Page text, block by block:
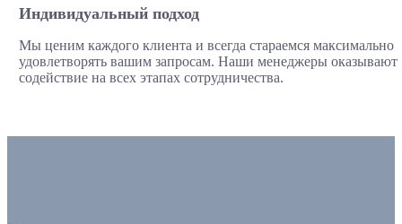
Индивидуальный подход
Мы ценим каждого клиента и всегда стараемся максимально
удовлетворять вашим запросам. Наши менеджеры оказывают
содействие на всех этапах сотрудничества.